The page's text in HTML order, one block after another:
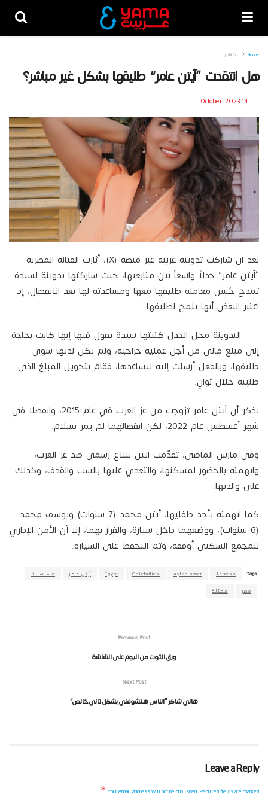
Home مشاهير
هل انتقدت “آيتن عامر” طليقها بشكل غير مباشر؟
14 October، 2023
بعد ان شاركت تدوينة غريبة عبر منصة (X)، أثارت الفنانة المصرية
“آيتن عامر” جدلاً واسعاً بين متابعيها، حيث شاركتها تدوينة لسيدة
تمدح حُسن معاملة طليقها معها ومساعدته لها بعد الانفصال، إذ
اعتبر البعض أنها تلمح لطليقها.
التدوينة محل الجدل كتبتها سيدة تقول فيها إنها كانت بحاجة
إلى مبلغ مالي من أجل عملية جراحية، ولم يكن لديها سوى
طليقها، وبالفعل أرسلت إليه ليساعدها، فقام بتحويل المبلغ الذي
طلبته خلال ثوانٍ.
يذكر أن آيتن عامر تزوجت من عز العرب في عام 2015، وانفصلا في
شهر أغسطس عام 2022، لكن انفصالهما لم يمر بسلام.
وفي مارس الماضي، تقدّمت آيتن ببلاغ رسمي ضد عز العرب،
واتهمته بالحضور لمسكنها، والتعدي عليها بالسب والقذف، وكذلك
على والدتها.
كما اتهمته بأخذ طفليها، أيتن محمد (7 سنوات) ويوسف محمد
(6 سنوات)، ووضعهما داخل سيارة، والفرار بهما، إلا أن الأمن الإداري
للمجمع السكني أوقفه، وتم التحفظ على السيارة.
Tags:
Actress
Aytan amer
Celebrities
Egypt آيتن عامر مسلسلات
مصر ممثلة
Previous Post
ورق التوت من اليوم على الشاشة
Next Post
هاني شاكر “الناس هتشوفني بشكل تاني خالص”
Leave a Reply
Your email address will not be published.Required fields are marked
*